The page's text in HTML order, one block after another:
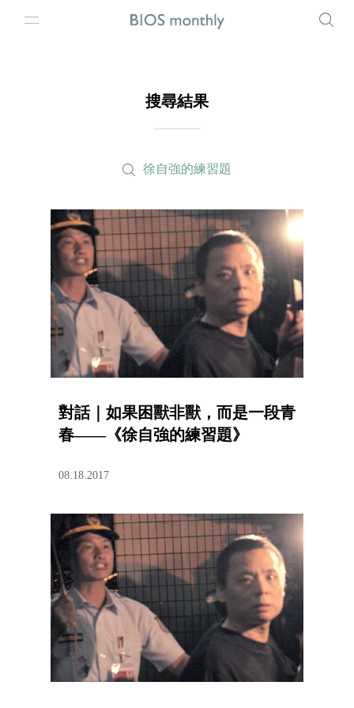
搜尋結果
徐自強的練習題
對話｜如果困獸非獸，而是一段青
春——《徐自強的練習題》
08.18.2017